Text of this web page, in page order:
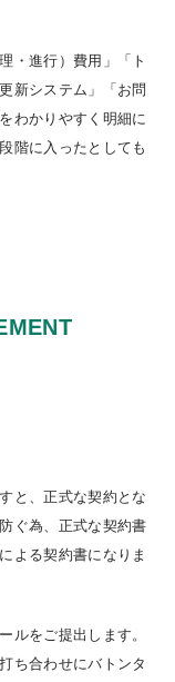
・進行）費用」「ト
新システム」「お問
わかりやすく明細に
階に入ったとしても
と、正式な契約とな
ぐ為、正式な契約書
よる契約書になりま
ルをご提出します。
ち合わせにバトンタ